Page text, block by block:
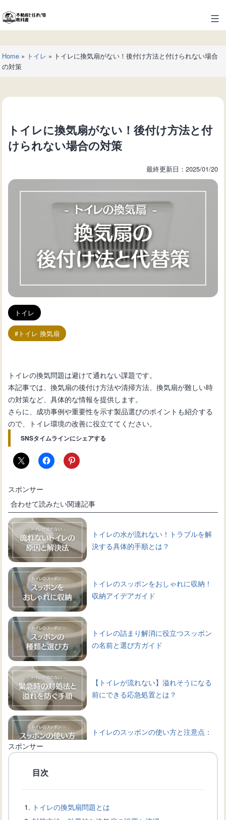
ン
テ
ツ
へ
ス
ッ
不
動
産
と
住
の
Home» トイレ » トイレに換気扇がない！後付け方法と付けられない場合
の対策
トイレに換気扇がない！後付け方法と付
けられない場合の対策
最終更新日：2025/01/20
トイレ
トイレ 換気扇
トイレの換気問題は避けて通れない課題です。
本記事では、換気扇の後付け方法や清掃方法、換気扇が難しい時
の対策など、具体的な情報を提供します。
さらに、成功事例や重要性を示す製品選びのポイントも紹介する
ので、トイレ環境の改善に役立ててください。
SNSタイムラインにシェアする
スポンサー
合わせて読みたい関連記事
トイレの水が流れない！トラブルを解
決する具体的手順とは？
トイレのスッポンをおしゃれに収納！
収納アイデアガイド
トイレの詰まり解消に役立つスッポン
の名前と選び方ガイド
【トイレが流れない】溢れそうになる
前にできる応急処置とは？
トイレのスッポンの使い方と注意点：
な使い方を学ぼう
スポンサー
目次
トイレの換気扇問題とは